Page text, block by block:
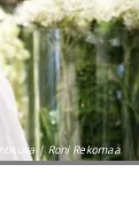
| Roni Rekomaa